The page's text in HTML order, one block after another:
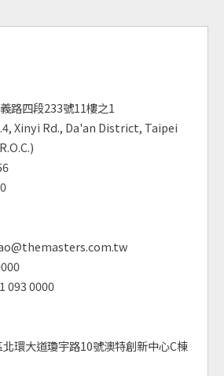
路四段233號11樓之1
Xinyi Rd., Da'an District, Taipei
093 0000
環大道瓊宇路10號澳特創新中心C棟